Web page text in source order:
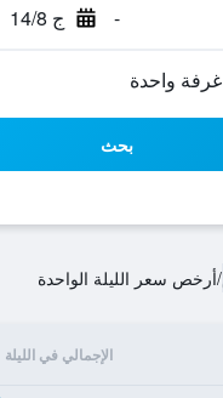
- ج 14/8
بحث
/أرخص سعر الليلة الواحدة
الإجمالي في الليلة